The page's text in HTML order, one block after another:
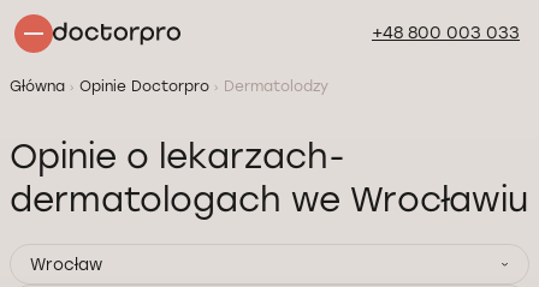
+48 800 003 033
Główna Opinie Doctorpro Dermatolodzy
Opinie o lekarzach-
dermatologach we Wrocławiu
Wrocław